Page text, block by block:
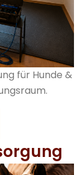
für Hunde &